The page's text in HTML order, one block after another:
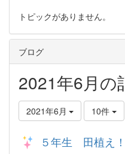
トピックがありません。
ブログ
2021年6月の
2021年6月 10件
５年生 田植え！